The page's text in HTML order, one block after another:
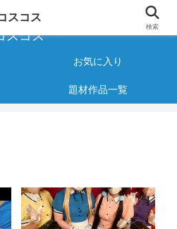
レAVをご紹介する情報サイト
スコス
お気に入り
題材作品一覧
スコス
検索